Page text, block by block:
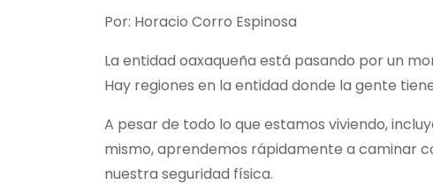
Por: Horacio Corro Espinosa
La entidad oaxaqueña está pasando por un
Hay regiones en la entidad donde la gente
A pesar de todo lo que estamos viviendo,
mismo, aprendemos rápidamente a caminar
nuestra seguridad física.